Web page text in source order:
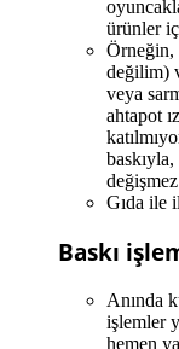
ürünler
Örneğin,
değilim)
veya
ahtapot
Gıda ile
Baskı
Anında
işlemler
hemen